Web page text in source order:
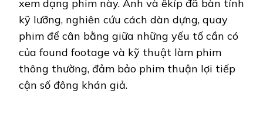
xem dạng phim này. Anh và êkíp đã bàn tính
kỹ lưỡng, nghiên cứu cách dàn dựng, quay
phim để cân bằng giữa những yếu tố cần có
của found footage và kỹ thuật làm phim
thông thường, đảm bảo phim thuận lợi tiếp
cận số đông khán giả.